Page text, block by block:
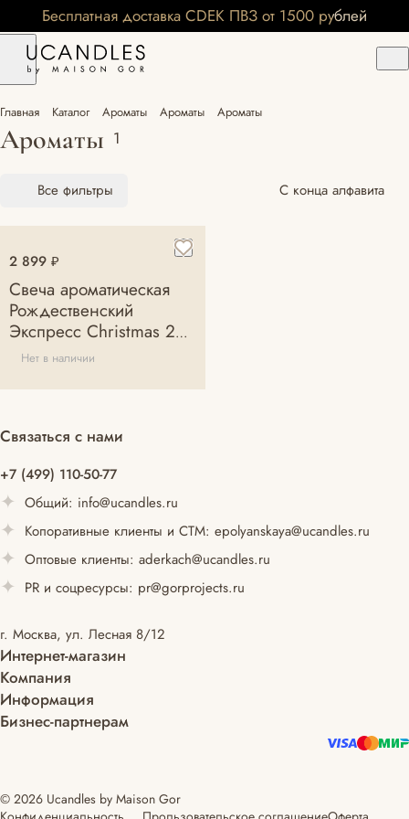
Бесплатная доставка CDEK ПВЗ от 1500 рублей
Главная Каталог Ароматы Ароматы Ароматы
Ароматы 1
Все фильтры С конца алфавита
2 899 ₽
Свеча ароматическая
Рождественский
Экспресс Christmas 2
фитиля
Нет в наличии
Связаться с нами
+7 (499) 110-50-77
Общий: info@ucandles.ru
Копоративные клиенты и СТМ: epolyanskaya@ucandles.ru
Оптовые клиенты: aderkach@ucandles.ru
PR и соцресурсы: pr@gorprojects.ru
г. Москва, ул. Лесная 8/12
Интернет-магазин
Компания
Информация
Бизнес-партнерам
© 2026 Ucandles by Maison Gor